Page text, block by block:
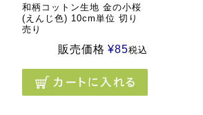
和柄コットン生地 金の小桜
(えんじ色) 10cm単位 切り
売り
販売価格 ¥85税込